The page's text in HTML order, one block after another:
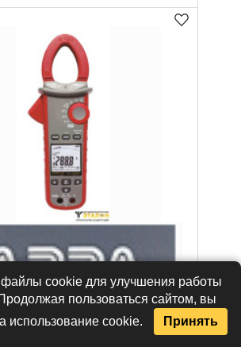
cookie для улучшения работы
пользоваться сайтом, вы
использование cookie.
Принять